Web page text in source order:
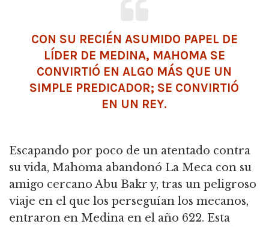
CON SU RECIÉN ASUMIDO PAPEL DE
LÍDER DE MEDINA, MAHOMA SE
CONVIRTIÓ EN ALGO MÁS QUE UN
SIMPLE PREDICADOR; SE CONVIRTIÓ
EN UN REY.
Escapando por poco de un atentado contra
su vida, Mahoma abandonó La Meca con su
amigo cercano Abu Bakr y, tras un peligroso
viaje en el que los perseguían los mecanos,
entraron en Medina en el año 622. Esta